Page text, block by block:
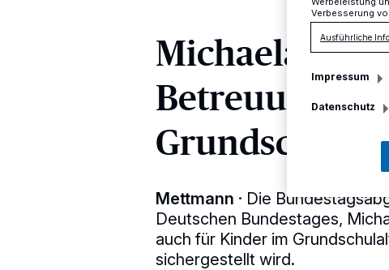
Michaela
Betreuung für
Mettmann · Die
Deutschen Bundestages,
auch für Kinder im
sichergestellt wird.
Verbesserung
Ausführliche
Impressum
Datenschutz